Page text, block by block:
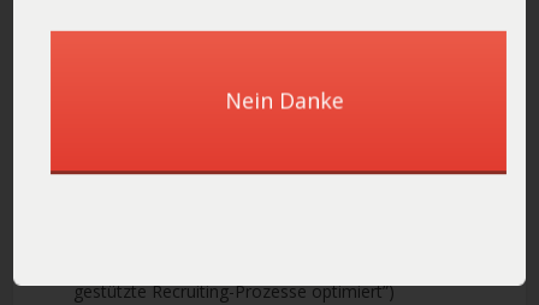
Der optimale Aufbau Ihrer Prompts:
vor, du bist ein erfahrener Marketing-Experte mit 15
gestützte Recruiting-Prozesse optimiert”)
Nein Danke